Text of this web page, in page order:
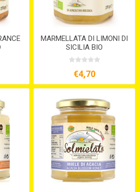
MARMELLATA DI LIMONI DI
SICILIA BIO
€4,70